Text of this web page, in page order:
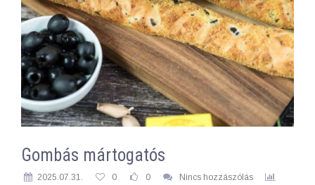
Gombás mártogatós
2025.07.31. 0 0
Nincs hozzászólás